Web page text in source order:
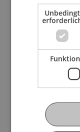
Wirtschaft an
Unbedingt